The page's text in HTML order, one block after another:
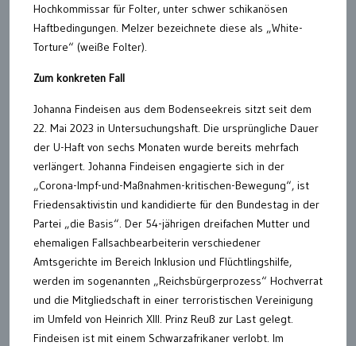
Hochkommissar für Folter, unter schwer schikanösen
Haftbedingungen. Melzer bezeichnete diese als „White-
Torture“ (weiße Folter).
Zum konkreten Fall
Johanna Findeisen aus dem Bodenseekreis sitzt seit dem
22. Mai 2023 in Untersuchungshaft. Die ursprüngliche Dauer
der U-Haft von sechs Monaten wurde bereits mehrfach
verlängert. Johanna Findeisen engagierte sich in der
„Corona-Impf-und-Maßnahmen-kritischen-Bewegung“, ist
Friedensaktivistin und kandidierte für den Bundestag in der
Partei „die Basis“. Der 54-jährigen dreifachen Mutter und
ehemaligen Fallsachbearbeiterin verschiedener
Amtsgerichte im Bereich Inklusion und Flüchtlingshilfe,
werden im sogenannten „Reichsbürgerprozess“ Hochverrat
und die Mitgliedschaft in einer terroristischen Vereinigung
im Umfeld von Heinrich XIII. Prinz Reuß zur Last gelegt.
Findeisen ist mit einem Schwarzafrikaner verlobt. Im